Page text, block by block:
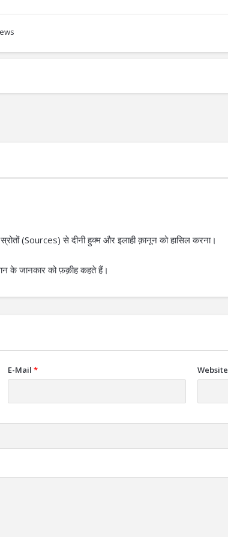
(Sources) से दीनी हुक्म और इलाही क़ानून को हासिल करना।
के जानकार को फ़क़ीह कहते हैं।
E-Mail * Website